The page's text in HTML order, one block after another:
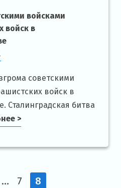
войсками
войск в
советскими
войск в
Сталинградская битва
>
… 7 8